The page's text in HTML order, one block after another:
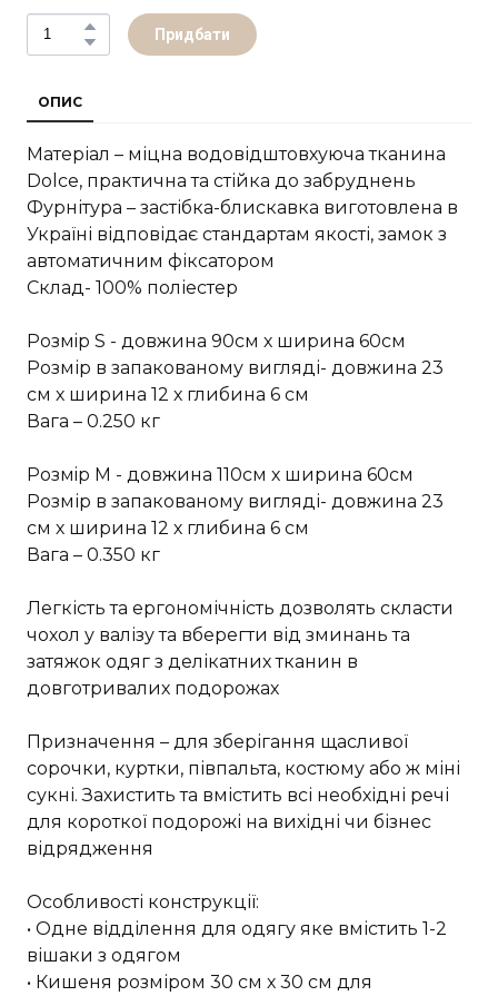
Придбати
ОПИС
Матеріал – міцна водовідштовхуюча тканина
Dolce, практична та стійка до забруднень
Фурнітура – застібка-блискавка виготовлена в
Україні відповідає стандартам якості, замок з
автоматичним фіксатором
Склад- 100% поліестер
Розмiр S - довжина 90см х ширина 60см
Розмір в запакованому вигляді- довжина 23
см х ширина 12 х глибина 6 см
Вага – 0.250 кг
Розмiр M - довжина 110см х ширина 60см
Розмір в запакованому вигляді- довжина 23
см х ширина 12 х глибина 6 см
Вага – 0.350 кг
Легкість та ергономічність дозволять скласти
чохол у валізу та вберегти від зминань та
затяжок одяг з делікатних тканин в
довготривалих подорожах
Призначення – для зберігання щасливої
сорочки, куртки, півпальта, костюму або ж міні
сукні. Захистить та вмістить всі необхідні речі
для короткої подорожі на вихідні чи бізнес
відрядження
Особливості конструкції:
• Одне відділення для одягу яке вмістить 1-2
вішаки з одягом
• Кишеня розміром 30 см х 30 см для